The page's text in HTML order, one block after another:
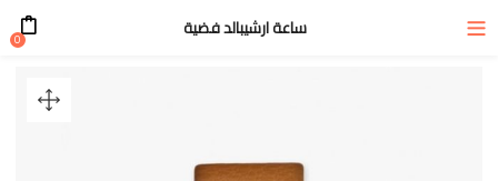
ساعة ارشيبالد فضية 0